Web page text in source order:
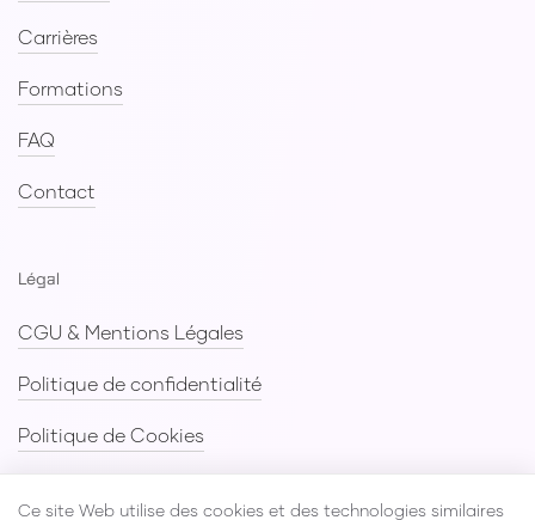
Carrières
Formations
FAQ
Contact
Légal
CGU & Mentions Légales
Politique de confidentialité
Politique de Cookies
Ce site Web utilise des cookies et des technologies similaires